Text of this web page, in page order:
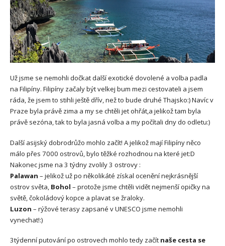
Už jsme se nemohli dočkat další exotické dovolené a volba padla
na Filipíny. Filipíny začaly být velkej bum mezi cestovateli a jsem
ráda, že jsem to stihli ještě dřív, než to bude druhé Thajsko:) Navíc v
Praze byla právě zima a my se chtěli jet ohřát,a jelikož tam byla
právě sezóna, tak to byla jasná volba a my počítali dny do odletu:)
Další asijský dobrodrůžo mohlo začít! A jelikož mají Filipíny něco
málo přes 7000 ostrovů, bylo těžké rozhodnou na které jet:D
Nakonec jsme na 3 týdny zvolily 3 ostrovy :
Palawan – jelikož už po několikáté získal ocenění nejkrásnější
ostrov světa, Bohol – protože jsme chtěli vidět nejmenší opičky na
světě, čokoládový kopce a plavat se žraloky.
Luzon – rýžové terasy zapsané v UNESCO jsme nemohli
vynechat!:)
3týdenní putování po ostrovech mohlo tedy začít naše cesta se